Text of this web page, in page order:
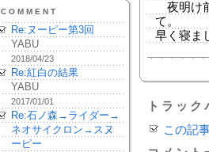
COMMENT
Re:ヌーピー第3回
YABU
2018/04/23
Re:紅白の結果
YABU
2017/01/01
Re:石ノ森→ライダー→
ネオサイクロン→スヌ
ーピー
夜明け
て。
早く寝ま
トラッ
この記